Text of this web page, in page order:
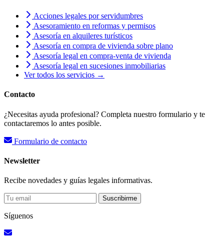
Acciones legales por servidumbres
Asesoramiento en reformas y permisos
Asesoría en alquileres turísticos
Asesoría en compra de vivienda sobre plano
Asesoría legal en compra-venta de vivienda
Asesoría legal en sucesiones inmobiliarias
Ver todos los servicios →
Contacto
¿Necesitas ayuda profesional? Completa nuestro formulario y te
contactaremos lo antes posible.
Formulario de contacto
Newsletter
Recibe novedades y guías legales informativas.
Suscribirme
Síguenos